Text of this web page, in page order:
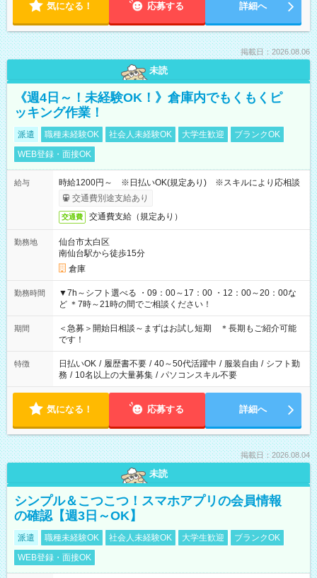
気になる！ 応募する 詳細へ
掲載日：2026.08.06
未読
《週4日～！未経験OK！》倉庫内でもくもくピ
ッキング作業！
派遣 職種未経験OK 社会人未経験OK 大学生歓迎
ブランクOK
WEB登録・面接OK
給与
時給1200円～ ※日払いOK(規定あり) ※スキルにより応相談
交通費別途支給あり
交通費 交通費支給（規定あり）
勤務地
仙台市太白区
南仙台駅から徒歩15分
倉庫
勤務時間
▼7h～シフト選べる ・09：00～17：00 ・12：00～20：00な
ど ＊7時～21時の間でご相談ください！
期間
＜急募＞開始日相談～まずはお試し短期 ＊長期もご紹介可能
です！
特徴 日払いOK / 履歴書不要 / 40～50代活躍中 / 服装自由 / シフト勤
務 / 10名以上の大量募集 / パソコンスキル不要
気になる！ 応募する 詳細へ
掲載日：2026.08.04
未読
シンプル＆こつこつ！スマホアプリの会員情報
の確認【週3日～OK】
派遣 職種未経験OK 社会人未経験OK 大学生歓迎
ブランクOK
WEB登録・面接OK